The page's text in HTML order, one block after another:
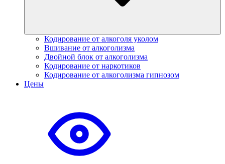
Кодирование от алкоголя уколом
Вшивание от алкоголизма
Двойной блок от алкоголизма
Кодирование от наркотиков
Кодирование от алкоголизма гипнозом
Цены